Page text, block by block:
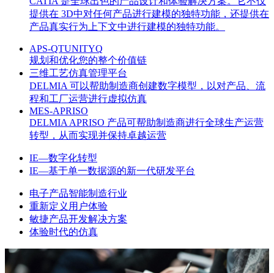
提供在 3D中对任何产品进行建模的独特功能，还提供在
产品真实行为上下文中进行建模的独特功能。
APS-QTUNITYQ
规划和优化您的整个价值链
三维工艺仿真管理平台
DELMIA 可以帮助制造商创建数字模型，以对产品、流
程和工厂运营进行虚拟仿真
MES-APRISO
DELMIA APRISO 产品可帮助制造商进行全球生产运营
转型，从而实现并保持卓越运营
IE—数字化转型
IE—基于单一数据源的新一代研发平台
电子产品智能制造行业
重新定义用户体验
敏捷产品开发解决方案
体验时代的仿真